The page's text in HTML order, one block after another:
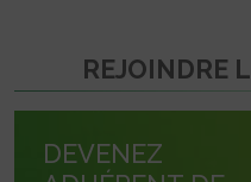
REJOINDRE
DEVENEZ